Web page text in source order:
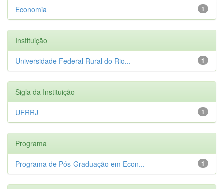
1
Economia
Instituição
1
Universidade Federal Rural do Rio...
Sigla da Instituição
1
UFRRJ
Programa
1
Programa de Pós-Graduação em Econ...